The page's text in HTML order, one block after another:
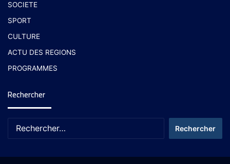
SOCIETE
SPORT
CULTURE
ACTU DES REGIONS
PROGRAMMES
Rechercher